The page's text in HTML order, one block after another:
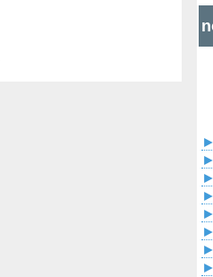
►
►
►
►
►
►
►
►